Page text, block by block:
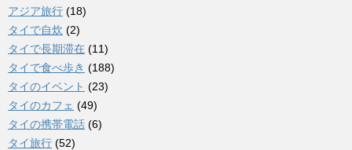
アジア旅行 (18)
タイで自炊 (2)
タイで長期滞在 (11)
タイで食べ歩き (188)
タイのイベント (23)
タイのカフェ (49)
タイの携帯電話 (6)
タイ旅行 (52)